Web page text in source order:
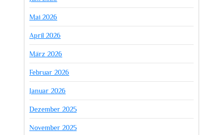
Mai 2026
April 2026
März 2026
Februar 2026
Januar 2026
Dezember 2025
November 2025